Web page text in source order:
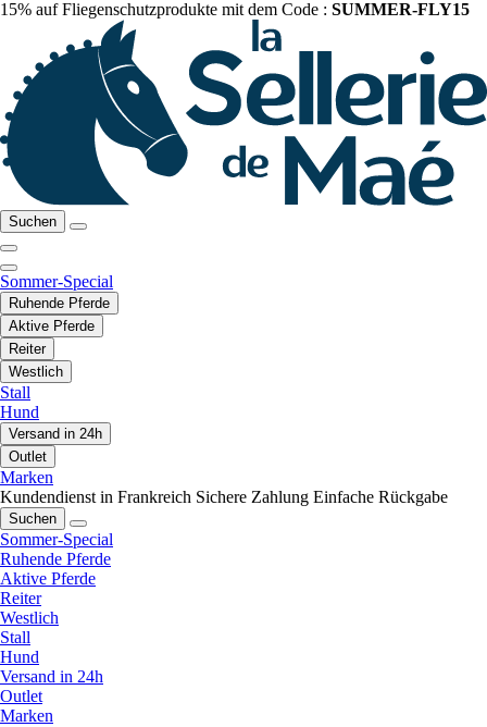
15% auf Fliegenschutzprodukte mit dem Code : SUMMER-FLY15
Suchen
Sommer-Special
Ruhende Pferde
Aktive Pferde
Reiter
Westlich
Stall
Hund
Versand in 24h
Outlet
Marken
Kundendienst in Frankreich Sichere Zahlung Einfache Rückgabe
Suchen
Sommer-Special
Ruhende Pferde
Aktive Pferde
Reiter
Westlich
Stall
Hund
Versand in 24h
Outlet
Marken